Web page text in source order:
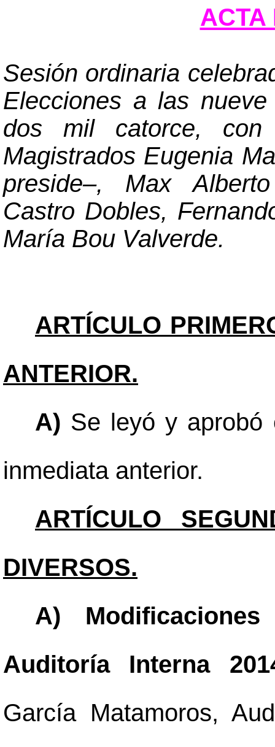
ACTA
Sesión ordinaria
Elecciones a las
dos mil catorce, con
Magistrados Eugenia
preside–, Max Alberto
Castro Dobles,
María Bou Valverde.
ARTÍCULO
ANTERIOR.
A) Se leyó y aprobó
inmediata anterior.
ARTÍCULO
DIVERSOS.
A)
Auditoría Interna
García Matamoros,